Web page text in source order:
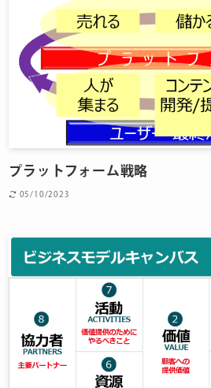
プラットフォーム戦略
05/10/2023